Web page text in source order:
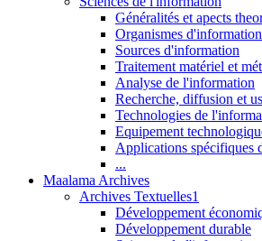
Généralités et apects
Organismes d'information
Sources d'information
Traitement matériel et
Analyse de l'information
Recherche, diffusion et
Technologies de
Equipement
Applications spécifiques
...
Maalama Archives
Archives Textuelles1
Développement
Développement durable